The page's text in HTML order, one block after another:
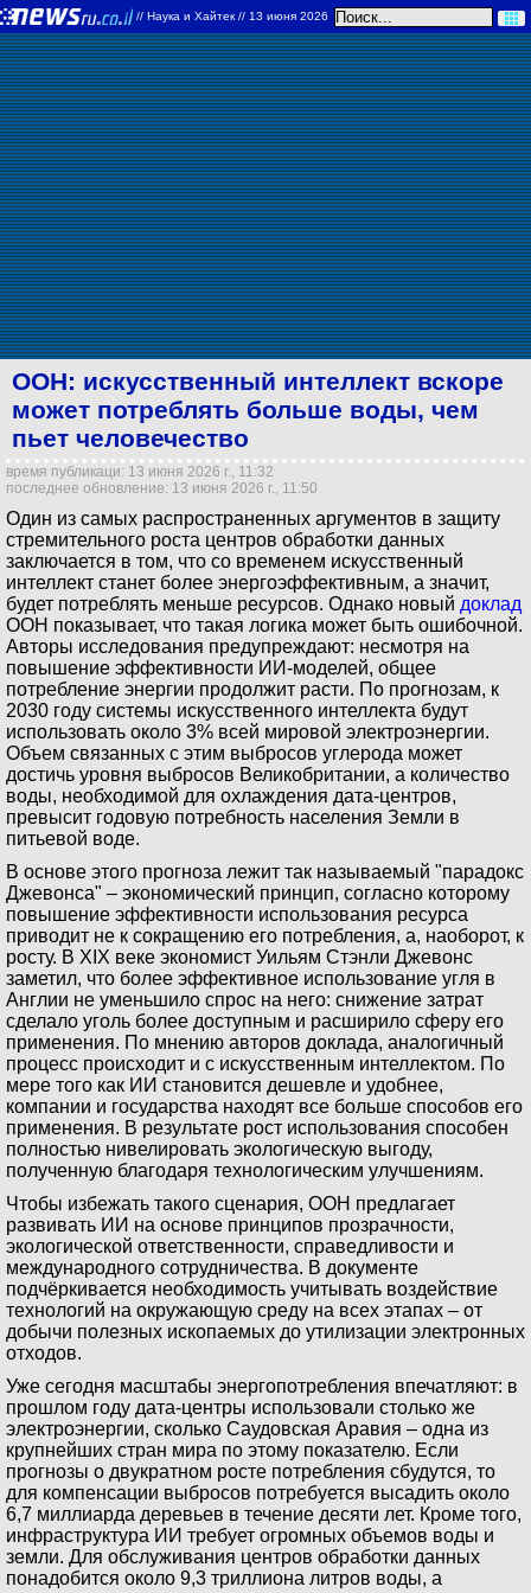
// Наука и Хайтек// 13 июня 2026
ООН: искусственный интеллект вскоре
может потреблять больше воды, чем
пьет человечество
время публикаци: 13 июня 2026 г., 11:32
последнее обновление: 13 июня 2026 г., 11:50
Один из самых распространенных аргументов в защиту
стремительного роста центров обработки данных
заключается в том, что со временем искусственный
интеллект станет более энергоэффективным, а значит,
будет потреблять меньше ресурсов. Однако новый доклад
ООН показывает, что такая логика может быть ошибочной.
Авторы исследования предупреждают: несмотря на
повышение эффективности ИИ-моделей, общее
потребление энергии продолжит расти. По прогнозам, к
2030 году системы искусственного интеллекта будут
использовать около 3% всей мировой электроэнергии.
Объем связанных с этим выбросов углерода может
достичь уровня выбросов Великобритании, а количество
воды, необходимой для охлаждения дата-центров,
превысит годовую потребность населения Земли в
питьевой воде.
В основе этого прогноза лежит так называемый "парадокс
Джевонса" – экономический принцип, согласно которому
повышение эффективности использования ресурса
приводит не к сокращению его потребления, а, наоборот, к
росту. В XIX веке экономист Уильям Стэнли Джевонс
заметил, что более эффективное использование угля в
Англии не уменьшило спрос на него: снижение затрат
сделало уголь более доступным и расширило сферу его
применения. По мнению авторов доклада, аналогичный
процесс происходит и с искусственным интеллектом. По
мере того как ИИ становится дешевле и удобнее,
компании и государства находят все больше способов его
применения. В результате рост использования способен
полностью нивелировать экологическую выгоду,
полученную благодаря технологическим улучшениям.
Чтобы избежать такого сценария, ООН предлагает
развивать ИИ на основе принципов прозрачности,
экологической ответственности, справедливости и
международного сотрудничества. В документе
подчёркивается необходимость учитывать воздействие
технологий на окружающую среду на всех этапах – от
добычи полезных ископаемых до утилизации электронных
отходов.
Уже сегодня масштабы энергопотребления впечатляют: в
прошлом году дата-центры использовали столько же
электроэнергии, сколько Саудовская Аравия – одна из
крупнейших стран мира по этому показателю. Если
прогнозы о двукратном росте потребления сбудутся, то
для компенсации выбросов потребуется высадить около
6,7 миллиарда деревьев в течение десяти лет. Кроме того,
инфраструктура ИИ требует огромных объемов воды и
земли. Для обслуживания центров обработки данных
понадобится около 9,3 триллиона литров воды, а